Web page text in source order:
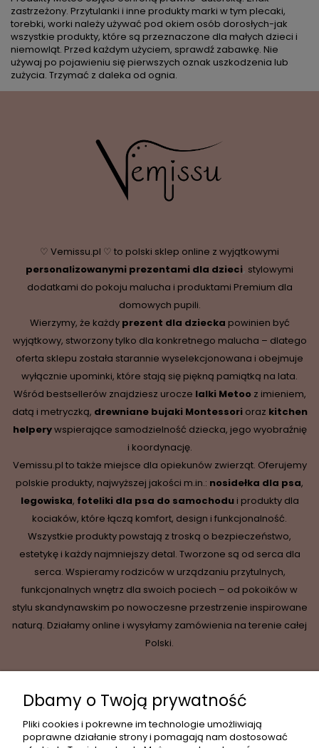
zastrzeżony. Przytulanki i inne produkty marki w tym plecaki,
torebki, worki należy używać pod okiem osób dorosłych-jak
wszystkie produkty, które są przeznaczone dla małych dzieci i
niemowląt. Przed każdym użyciem, sprawdź zabawkę. Nie
używaj po pojawieniu się pierwszych oznak uszkodzenia lub
zużycia. Trzymać z daleka od ognia.
♡ Vemissu.pl ♡ to polski sklep online z wyjątkowymi
personalizowanymi prezentami dla dzieci, stylowymi
dodatkami do pokoju malucha i produktami Premium dla
domowych pupili.
Wierzymy, że każdy prezent dla dziecka powinien być
wyjątkowy, stworzony tylko dla konkretnego malucha – dlatego
oferta sklepu została starannie wyselekcjonowana i obejmuje
wyłącznie upominki, które stają się piękną pamiątką na lata.
Wśród bestsellerów znajdziesz urocze lalki Metoo z imieniem,
datą i metryczką, drewniane bujaki Montessorioraz kitchen
helperywspierające samodzielność dziecka, jego wyobraźnię
i koordynację.
Vemissu.pl to także miejsce dla opiekunów zwierząt. Oferujemy
polskie produkty, najwyższej jakości m.in.: nosidełka dla psa,
legowiska, foteliki dla psa do samochodui produkty dla
kociaków, które łączą komfort, design i funkcjonalność.
Wszystkie produkty powstają z troską o bezpieczeństwo,
estetykę i każdy najmniejszy detal. Tworzone są od serca dla
serca. Wspieramy rodziców w urządzaniu przytulnych,
funkcjonalnych wnętrz dla swoich pociech – od pokoików w
stylu skandynawskim po nowoczesne przestrzenie inspirowane
naturą. Działamy online i wysyłamy zamówienia na terenie całej
Polski.
INFORMACJE
Dbamy o Twoją prywatność
Pliki cookies i pokrewne im technologie umożliwiają
poprawne działanie strony i pomagają nam dostosować